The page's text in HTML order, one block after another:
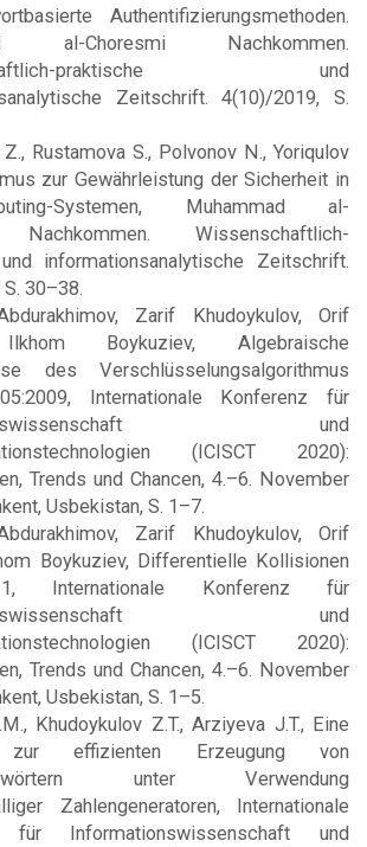
Authentifizierungsmethoden.
al-Choresmi Nachkommen.
praktische und
Zeitschrift. 4(10)/2019, S.
Rustamova S., Polvonov N., Yoriqulov
zur Gewährleistung der Sicherheit in
Systemen, Muhammad al-
Nachkommen. Wissenschaftlich-
informationsanalytische Zeitschrift.
30–38.
Zarif Khudoykulov, Orif
Boykuziev, Algebraische
des Verschlüsselungsalgorithmus
Internationale Konferenz für
und
(ICISCT 2020):
Trends und Chancen, 4.–6. November
Usbekistan, S. 1–7.
Zarif Khudoykulov, Orif
Boykuziev, Differentielle Kollisionen
Internationale Konferenz für
und
(ICISCT 2020):
Trends und Chancen, 4.–6. November
Usbekistan, S. 1–5.
Khudoykulov Z.T., Arziyeva J.T., Eine
zur effizienten Erzeugung von
unter Verwendung
Zahlengeneratoren, Internationale
für Informationswissenschaft und